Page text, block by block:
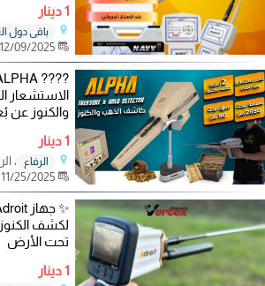
1 دينار
باقي دول
الاستشعار
والكنوز عن
1 دينار
الرفاع
،
لكشف
تحت الأرض
1 دينار